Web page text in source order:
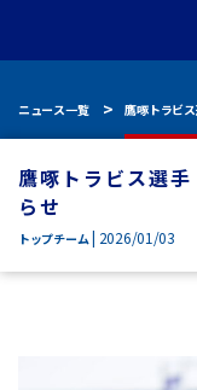
ニュース一覧 鷹啄トラビ
鷹啄トラビス選
らせ
トップチーム| 2026/01/03